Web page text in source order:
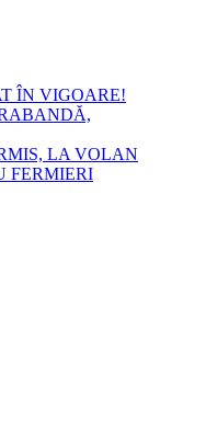
ÎN VIGOARE!
LA VOLAN
FERMIERI